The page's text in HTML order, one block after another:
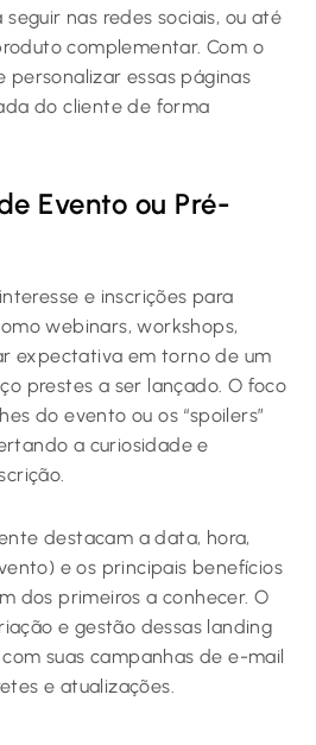
nas redes sociais, ou até
complementar. Com o
personalizar essas páginas
do cliente de forma
Evento ou Pré-
e inscrições para
webinars, workshops,
expectativa em torno de um
prestes a ser lançado. O foco
do evento ou os “spoilers”
a curiosidade e
destacam a data, hora,
e os principais benefícios
dos primeiros a conhecer. O
e gestão dessas landing
suas campanhas de e-mail
e atualizações.